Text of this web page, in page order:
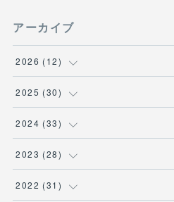
アーカイブ
2026 (12)
(3)
(1)
(2)
( 1 )
2025 (30)
(5)
(3)
(2 )
2024 (33)
(5)
(1 )
2023 (28)
(3 )
2022 (31 )